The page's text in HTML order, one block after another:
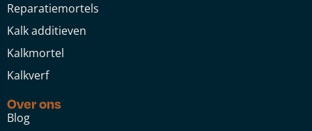
Reparatiemortels
Kalk additieven
Kalkmortel
Kalkverf
Over ons
Blog